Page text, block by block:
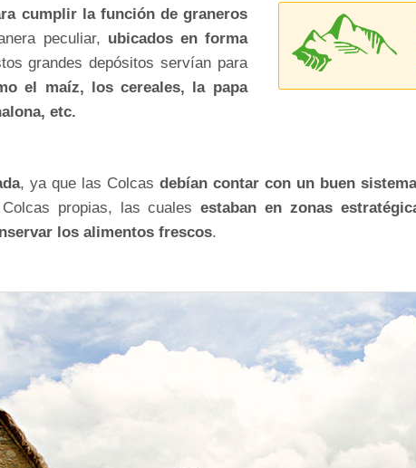
cumplir la función de graneros
peculiar, ubicados en forma
grandes depósitos servían para
el maíz, los cereales, la papa
etc.
, ya que las Colcas debían contar con un buen
propias, las cualesestaban en zonas
los alimentos frescos.